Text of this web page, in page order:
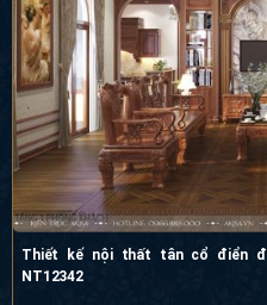
Thiết kế nội thất tân cổ điển
NT12342